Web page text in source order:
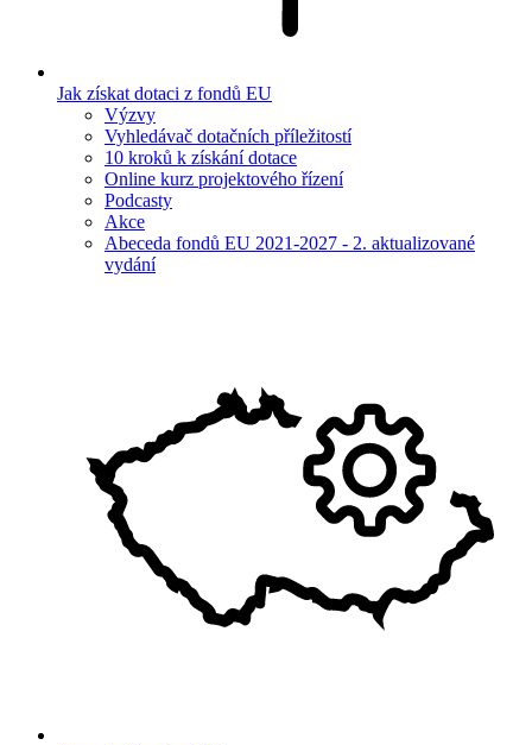
Jak získat dotaci z fondů EU
Výzvy
Vyhledávač dotačních příležitostí
10 kroků k získání dotace
Online kurz projektového řízení
Podcasty
Akce
Abeceda fondů EU 2021-2027 - 2. aktualizované
vydání